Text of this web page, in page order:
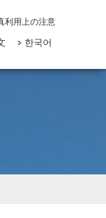
利用上の注意
한국어